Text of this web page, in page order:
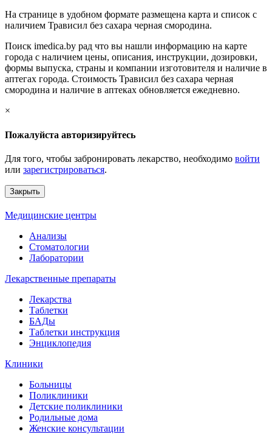
На странице в удобном формате размещена карта и список с
наличием Трависил без сахара черная смородина.
Поиск imedica.by рад что вы нашли информацию на карте
города с наличием цены, описания, инструкции, дозировки,
формы выпуска, страны и компании изготовителя и наличие в
аптегах города. Стоимость Трависил без сахара черная
смородина и наличие в аптеках обновляется ежедневно.
×
Пожалуйста авторизируйтесь
Для того, чтобы забронировать лекарство, необходимо войти
или зарегистрироваться.
Закрыть
Медицинские центры
Анализы
Стоматологии
Лаборатории
Лекарственные препараты
Лекарства
Таблетки
БАДы
Таблетки инструкция
Энциклопедия
Клиники
Больницы
Поликлиники
Детские поликлиники
Родильные дома
Женские консультации